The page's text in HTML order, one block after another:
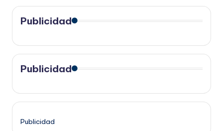
Publicidad
Publicidad
Publicidad